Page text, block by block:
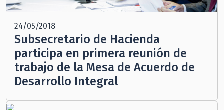
24/05/2018
Subsecretario de Hacienda
participa en primera reunión de
trabajo de la Mesa de Acuerdo de
Desarrollo Integral